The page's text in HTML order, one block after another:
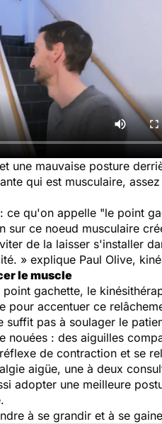
une mauvaise posture
qui est musculaire,
qu'on appelle "le point
sur ce noeud musculaire
de la laisser s'installer
» explique Paul Olive,
le muscle
gachette, le
pour accentuer ce
suffit pas à soulager le
nouées : des aiguilles
de contraction et se
aigüe, une à deux
adopter une meilleure
à se grandir et à se